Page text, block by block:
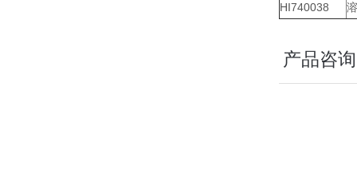
HI740038
产品咨询